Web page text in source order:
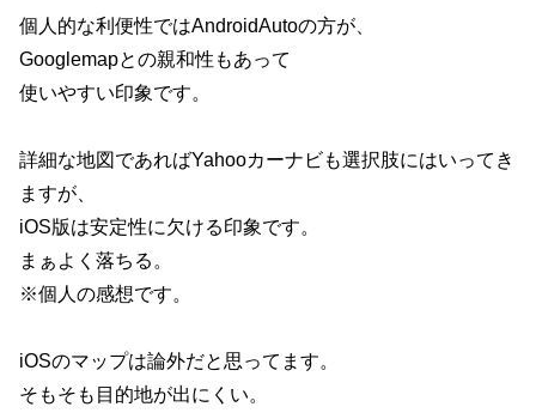
個人的な利便性ではAndroidAutoの方が、
Googlemapとの親和性もあって
使いやすい印象です。
詳細な地図であればYahooカーナビも選択肢にはいってき
ますが、
iOS版は安定性に欠ける印象です。
まぁよく落ちる。
※個人の感想です。
iOSのマップは論外だと思ってます。
そもそも目的地が出にくい。